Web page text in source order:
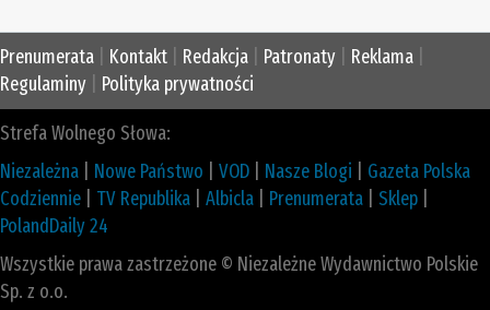
Prenumerata Kontakt Redakcja Patronaty Reklama
Regulaminy
Polityka prywatności
Strefa Wolnego Słowa:
Niezależna
Nowe Państwo VOD Nasze Blogi
Gazeta Polska
Codziennie
TV Republika Albicla Prenumerata Sklep
PolandDaily 24
Wszystkie prawa zastrzeżone © Niezależne Wydawnictwo Polskie
Sp. z o.o.